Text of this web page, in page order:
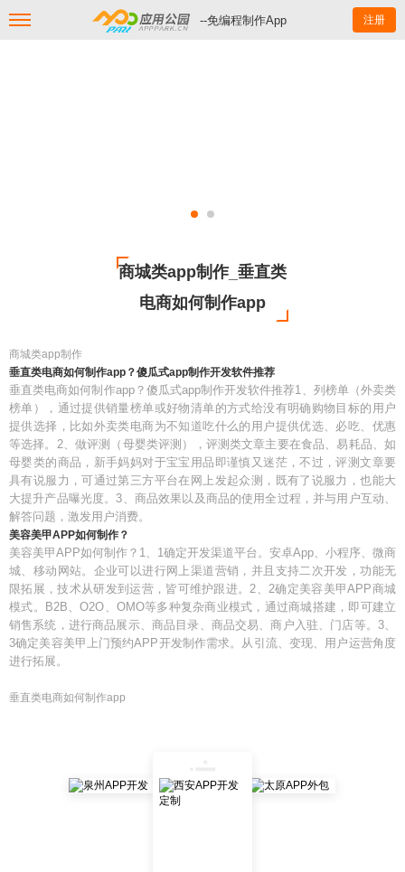
--免编程制作App 注册
商城类app制作_垂直类
电商如何制作app
商城类app制作
垂直类电商如何制作app？傻瓜式app制作开发软件推荐
垂直类电商如何制作app？傻瓜式app制作开发软件推荐1、列榜单（外卖类
榜单），通过提供销量榜单或好物清单的方式给没有明确购物目标的用户
提供选择，比如外卖类电商为不知道吃什么的用户提供优选、必吃、优惠
等选择。2、做评测（母婴类评测），评测类文章主要在食品、易耗品、如
母婴类的商品，新手妈妈对于宝宝用品即谨慎又迷茫，不过，评测文章要
具有说服力，可通过第三方平台在网上发起众测，既有了说服力，也能大
大提升产品曝光度。3、商品效果以及商品的使用全过程，并与用户互动、
解答问题，激发用户消费。
美容美甲APP如何制作？
美容美甲APP如何制作？1、1确定开发渠道平台。安卓App、小程序、微商
城、移动网站。企业可以进行网上渠道营销，并且支持二次开发，功能无
限拓展，技术从研发到运营，皆可维护跟进。2、2确定美容美甲APP商城
模式。B2B、O2O、OMO等多种复杂商业模式，通过商城搭建，即可建立
销售系统，进行商品展示、商品目录、商品交易、商户入驻、门店等。3、
3确定美容美甲上门预约APP开发制作需求。从引流、变现、用户运营角度
进行拓展。
垂直类电商如何制作app